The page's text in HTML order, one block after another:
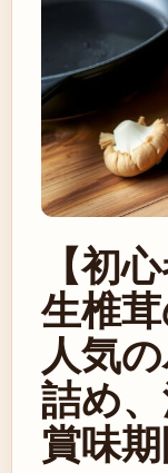
【初
生椎
人気
詰め
賞味